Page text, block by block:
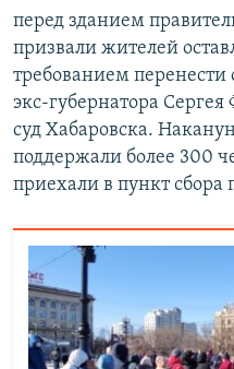
перед зданием
призвали жителей
требованием перенести
экс-губернатора
суд Хабаровска.
поддержали более 300
приехали в пункт сбора